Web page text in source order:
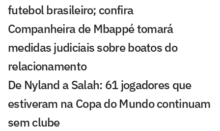
futebol brasileiro; confira
Companheira de Mbappé tomará
medidas judiciais sobre boatos do
relacionamento
De Nyland a Salah: 61 jogadores que
estiveram na Copa do Mundo continuam
sem clube